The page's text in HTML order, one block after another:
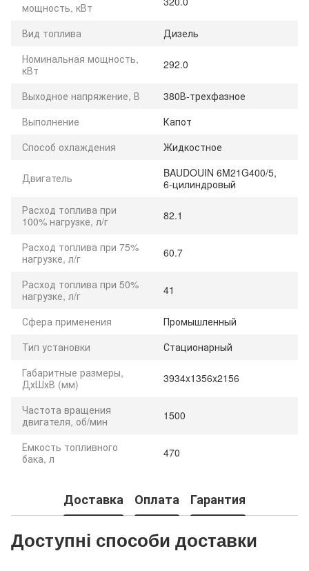
мощность, кВт
Вид топлива
Дизель
Номинальная мощность,
кВт
292.0
Выходное напряжение, В
380В-трехфазное
Выполнение
Капот
Способ охлаждения
Жидкостное
Двигатель
BAUDOUIN 6M21G400/5,
6-цилиндровый
Расход топлива при
100% нагрузке, л/г
82.1
Расход топлива при 75%
нагрузке, л/г
60.7
Расход топлива при 50%
нагрузке, л/г
41
Сфера применения
Промышленный
Тип установки
Стационарный
Габаритные размеры,
ДхШхВ (мм)
3934x1356x2156
Частота вращения
двигателя, об/мин
1500
Емкость топливного
бака, л
470
Доставка Оплата Гарантия
Доступні способи доставки